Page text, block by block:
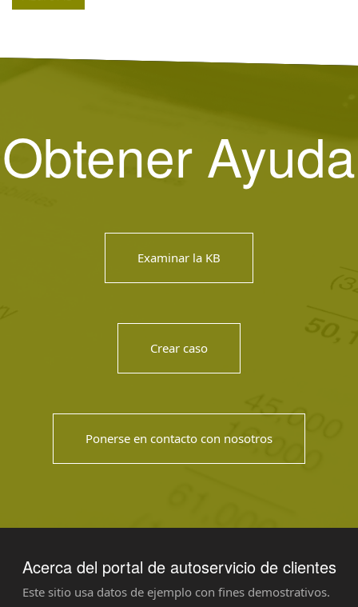
Obtener Ayuda
Examinar la KB
Crear caso
Ponerse en contacto con nosotros
Acerca del portal de autoservicio de clientes
Este sitio usa datos de ejemplo con fines demostrativos.